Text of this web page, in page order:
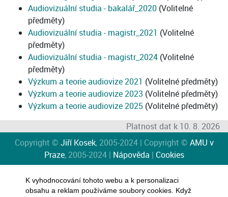
Audiovizuální studia - bakalář_2020 (Volitelné
předměty)
Audiovizuální studia - magistr_2021 (Volitelné
předměty)
Audiovizuální studia - magistr_2024 (Volitelné
předměty)
Výzkum a teorie audiovize 2021 (Volitelné předměty)
Výzkum a teorie audiovize 2023 (Volitelné předměty)
Výzkum a teorie audiovize 2025 (Volitelné předměty)
Platnost dat k 10. 8. 2026
Copyright © Jiří Kosek, 2005-2024 | Copyright © AMU v
Praze, 2005-2024 | Nápověda | Cookies
K vyhodnocování tohoto webu a k personalizaci
obsahu a reklam používáme soubory cookies. Když